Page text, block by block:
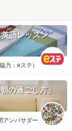
語レッスン
力：eステ）
の過ごし方」
アンバサダー